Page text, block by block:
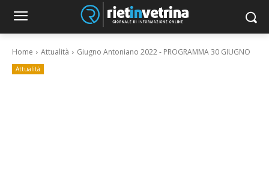
Home Attualità Giugno Antoniano 2022 - PROGRAMMA 30 GIUGNO
Attualità